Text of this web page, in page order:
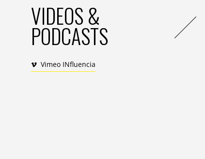
avons nommée « Les Jouvences »,
l’avons comparée avec « Les
Premièrement, d’un point de vue
plutôt des femmes, célibataires et
hommes, mariés et en couple
plutôt féminine confirmant au
demeure majoritairement un diktat
pouvoir d’achat moins importants
consomment moins ! La preuve, les
profiter de mon
VIDEOS &
PODCASTS
Vimeo INfluencia